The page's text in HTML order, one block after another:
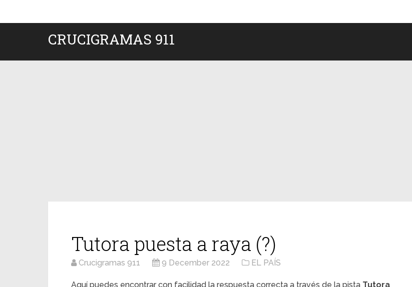
CRUCIGRAMAS 911
Tutora puesta a raya (?)
Crucigramas 911 9 December 2022 EL PAÍS
Aquí puedes encontrar con facilidad la respuesta correcta a través de la pista Tutora